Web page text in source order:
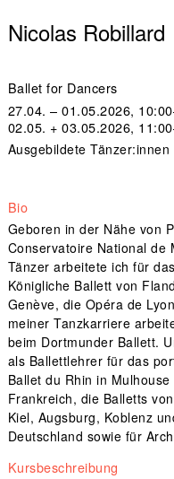
Nicolas Robillard
Ballet for Dancers
27.04. – 01.05.2026,
02.05. + 03.05.2026,
Ausgebildete Tänzer:innen
Bio
Geboren in der Nähe von
Conservatoire National de
Tänzer arbeitete ich für
Königliche Ballett von
Genève, die Opéra de
meiner Tanzkarriere
beim Dortmunder Ballett.
als Ballettlehrer für das
Ballet du Rhin in
Frankreich, die Balletts
Kiel, Augsburg, Koblenz
Deutschland sowie für
Kursbeschreibung